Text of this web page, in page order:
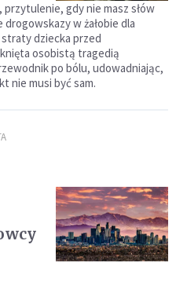
gdy nie masz słów
drogowskazy w żałobie dla
dziecka przed
osobistą tragedią
po bólu, udowadniając,
nie musi być sam.